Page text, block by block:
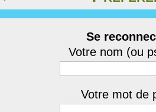
Se
Votre nom (ou
Votre mot de